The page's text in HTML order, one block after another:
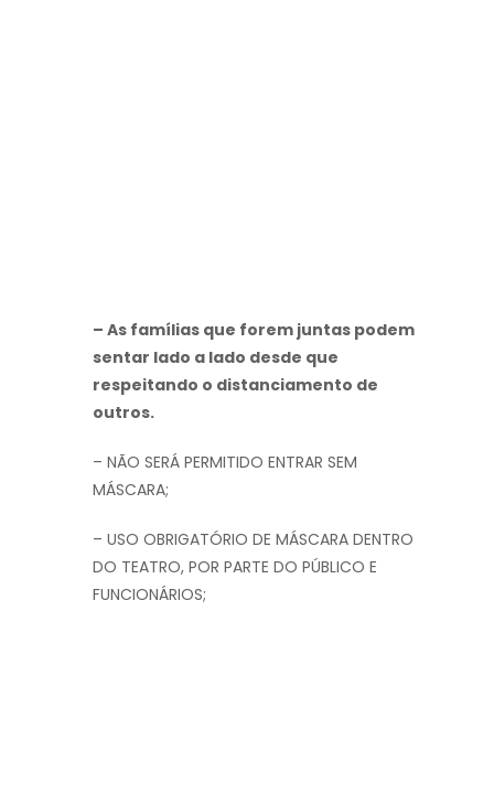
– As famílias que forem juntas podem
sentar lado a lado desde que
respeitando o distanciamento de
outros.
– NÃO SERÁ PERMITIDO ENTRAR SEM
MÁSCARA;
– USO OBRIGATÓRIO DE MÁSCARA DENTRO
DO TEATRO, POR PARTE DO PÚBLICO E
FUNCIONÁRIOS;